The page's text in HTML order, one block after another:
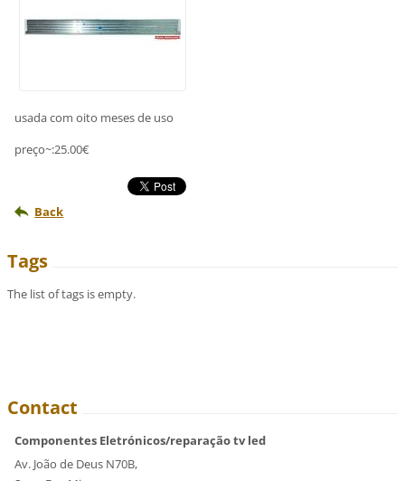
usada com oito meses de uso
preço~:25.00€
Back
Tags
The list of tags is empty.
Contact
Componentes Eletrónicos/reparação tv led
Av. João de Deus N70B,